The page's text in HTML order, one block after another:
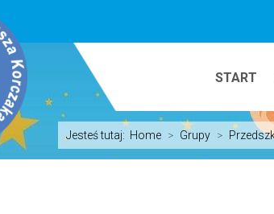
START
Jesteś tutaj: Home > Grupy >